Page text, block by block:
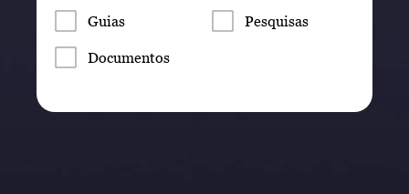
Guias Pesquisas
Documentos